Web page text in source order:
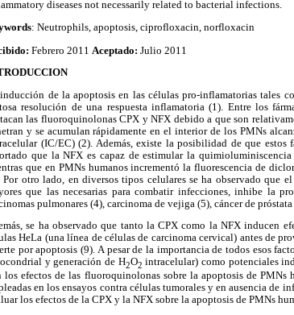
diseases not necessarily related to bacterial infections.
: Neutrophils, apoptosis, ciprofloxacin, norfloxacin
Febrero 2011 Aceptado: Julio 2011
de la apoptosis en las células pro-inflamatorias tales
resolución de una respuesta inflamatoria (1). Entre los
las fluoroquinolonas CPX y NFX debido a que son
y se acumulan rápidamente en el interior de los PMNs
(IC/EC) (2). Además, existe la posibilidad de que estos
que la NFX es capaz de estimular la
que en PMNs humanos incrementó la fluorescencia de
Por otro lado, en diversos tipos celulares se ha observado que
que las necesarias para combatir infecciones, inhibe la
pulmonares (4), carcinoma de vejiga (5), cáncer de
se ha observado que tanto la CPX como la NFX inducen
HeLa (una línea de células de carcinoma cervical) antes de
por apoptosis (9). A pesar de la importancia de todos esos
y generación de H2O2 intracelular) como potenciales
los efectos de las fluoroquinolonas sobre la apoptosis de PMNs
en los ensayos contra células tumorales y en ausencia de
los efectos de la CPX y la NFX sobre la apoptosis de PMNs